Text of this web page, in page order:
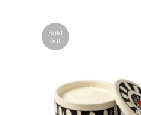
Sold
out